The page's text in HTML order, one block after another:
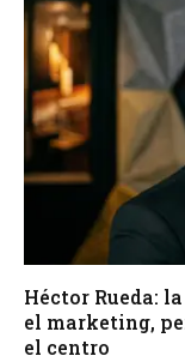
Héctor Rueda:
el marketing,
el centro